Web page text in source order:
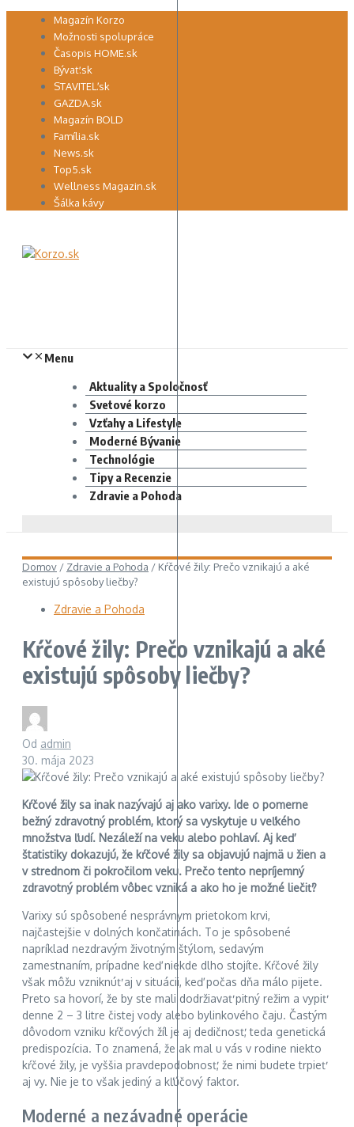
Preskočiť Magazín Korzo
Možnosti spolupráce
Časopis HOME.sk
Bývať.sk
STAVITEĽ.sk
GAZDA.sk
Magazín BOLD
Família.sk
News.sk
Top5.sk
Wellness Magazin.sk
Šálka kávy
Menu
Aktuality a Spoločnosť
Svetové korzo
Vzťahy a Lifestyle
Moderné Bývanie
Technológie
Tipy a Recenzie
Zdravie a Pohoda
Domov / Zdravie a Pohoda / Kŕčové žily: Prečo vznikajú a aké
existujú spôsoby liečby?
Zdravie a Pohoda
Kŕčové žily: Prečo vznikajú a aké
existujú spôsoby liečby?
Od admin
30. mája 2023
Kŕčové žily sa inak nazývajú aj ako varixy. Ide o pomerne
bežný zdravotný problém, ktorý sa vyskytuje u veľkého
množstva ľudí. Nezáleží na veku alebo pohlaví. Aj keď
štatistiky dokazujú, že kŕčové žily sa objavujú najmä u žien a
v strednom či pokročilom veku. Prečo tento nepríjemný
zdravotný problém vôbec vzniká a ako ho je možné liečiť?
Varixy sú spôsobené nesprávnym prietokom krvi,
najčastejšie v dolných končatinách. To je spôsobené
napríklad nezdravým životným štýlom, sedavým
zamestnaním, prípadne keď niekde dlho stojíte. Kŕčové žily
však môžu vzniknúť aj v situácii, keď počas dňa málo pijete.
Preto sa hovorí, že by ste mali dodržiavať pitný režim a vypiť
denne 2 – 3 litre čistej vody alebo bylinkového čaju. Častým
dôvodom vzniku kŕčových žíl je aj dedičnosť, teda genetická
predispozícia. To znamená, že ak mal u vás v rodine niekto
kŕčové žily, je vyššia pravdepodobnosť, že nimi budete trpieť
aj vy. Nie je to však jediný a kľúčový faktor.
Moderné a nezávadné operácie